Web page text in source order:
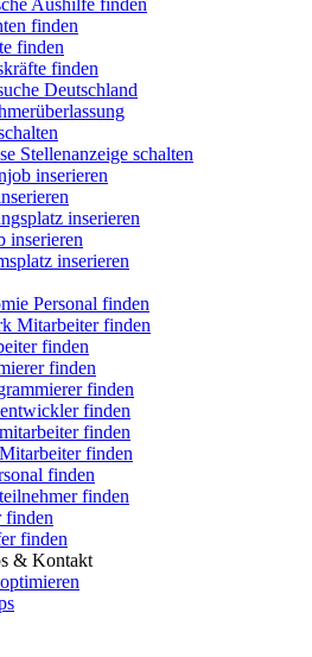
Aushilfe finden
finden
finden
finden
Deutschland
Stellenanzeige schalten
inserieren
inserieren
inserieren
inserieren
Personal finden
Mitarbeiter finden
finden
finden
finden
finden
finden
finden
finden
finden
finden
finden
& Kontakt